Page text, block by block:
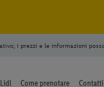
i prezzi e le informazioni
Come prenotare Contatti